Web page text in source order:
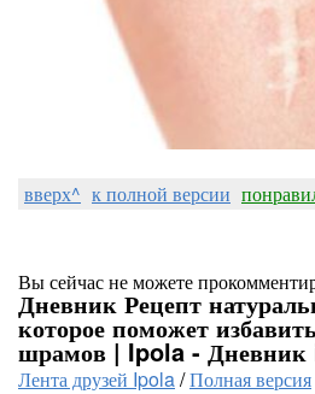
вверх^ к полной версии
Вы сейчас не можете
Дневник Рецепт
которое поможет
шрамов | Ipola - Дневник
Лента друзей Ipola/Полная версия